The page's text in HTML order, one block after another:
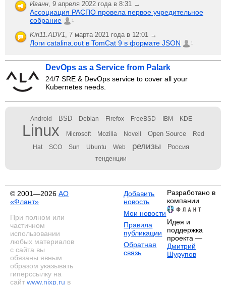
Иванн, 9 апреля 2022 года в 8:31 →
Ассоциация РАСПО провела первое учредительное
собрание
1
Kiri11.ADV1, 7 марта 2021 года в 12:01 →
Логи catalina.out в TomCat 9 в формате JSON 1
DevOps as a Service from Palark
24/7 SRE & DevOps service to cover all your
Kubernetes needs.
Android BSD Debian Firefox FreeBSD IBM KDE
Linux Microsoft Mozilla Novell Open Source Red
Hat SCO Sun Ubuntu Web релизы Россия
тенденции
© 2001—2026 АО
«Флант»
При полном или
частичном
использовании
любых материалов
с сайта вы
обязаны явным
образом указывать
гиперссылку на
сайт www.nixp.ru в
Добавить
новость
Мои новости
Правила
публикации
Обратная
связь
Разработано в
компании
Идея и
поддержка
проекта —
Дмитрий
Шурупов